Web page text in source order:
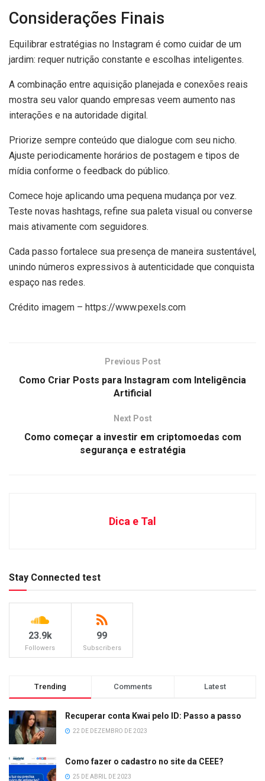
Considerações Finais
Equilibrar estratégias no Instagram é como cuidar de um
jardim: requer nutrição constante e escolhas inteligentes.
A combinação entre aquisição planejada e conexões reais
mostra seu valor quando empresas veem aumento nas
interações e na autoridade digital.
Priorize sempre conteúdo que dialogue com seu nicho.
Ajuste periodicamente horários de postagem e tipos de
mídia conforme o feedback do público.
Comece hoje aplicando uma pequena mudança por vez.
Teste novas hashtags, refine sua paleta visual ou converse
mais ativamente com seguidores.
Cada passo fortalece sua presença de maneira sustentável,
unindo números expressivos à autenticidade que conquista
espaço nas redes.
Crédito imagem – https://www.pexels.com
Previous Post
Como Criar Posts para Instagram com Inteligência
Artificial
Next Post
Como começar a investir em criptomoedas com
segurança e estratégia
Dica e Tal
Stay Connected test
23.9k
Followers
99
Subscribers
Trending Comments Latest
Recuperar conta Kwai pelo ID: Passo a passo
22 DE DEZEMBRO DE 2023
Como fazer o cadastro no site da CEEE?
25 DE ABRIL DE 2023